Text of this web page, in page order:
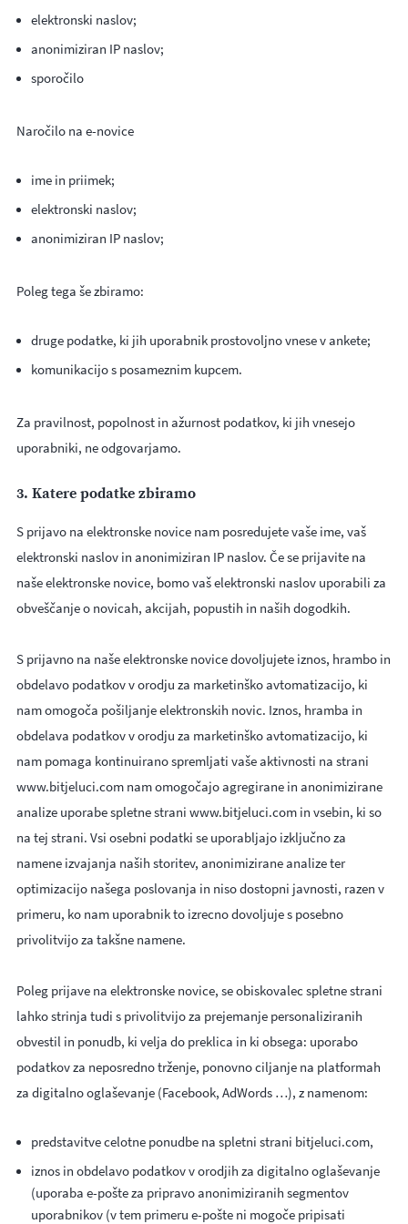
elektronski naslov;
anonimiziran IP naslov;
sporočilo
Naročilo na e-novice
ime in priimek;
elektronski naslov;
anonimiziran IP naslov;
Poleg tega še zbiramo:
druge podatke, ki jih uporabnik prostovoljno vnese v ankete;
komunikacijo s posameznim kupcem.
Za pravilnost, popolnost in ažurnost podatkov, ki jih vnesejo
uporabniki, ne odgovarjamo.
3. Katere podatke zbiramo
S prijavo na elektronske novice nam posredujete vaše ime, vaš
elektronski naslov in anonimiziran IP naslov. Če se prijavite na
naše elektronske novice, bomo vaš elektronski naslov uporabili za
obveščanje o novicah, akcijah, popustih in naših dogodkih.
S prijavno na naše elektronske novice dovoljujete iznos, hrambo in
obdelavo podatkov v orodju za marketinško avtomatizacijo, ki
nam omogoča pošiljanje elektronskih novic. Iznos, hramba in
obdelava podatkov v orodju za marketinško avtomatizacijo, ki
nam pomaga kontinuirano spremljati vaše aktivnosti na strani
www.bitjeluci.com nam omogočajo agregirane in anonimizirane
analize uporabe spletne strani www.bitjeluci.com in vsebin, ki so
na tej strani. Vsi osebni podatki se uporabljajo izključno za
namene izvajanja naših storitev, anonimizirane analize ter
optimizacijo našega poslovanja in niso dostopni javnosti, razen v
primeru, ko nam uporabnik to izrecno dovoljuje s posebno
privolitvijo za takšne namene.
Poleg prijave na elektronske novice, se obiskovalec spletne strani
lahko strinja tudi s privolitvijo za prejemanje personaliziranih
obvestil in ponudb, ki velja do preklica in ki obsega: uporabo
podatkov za neposredno trženje, ponovno ciljanje na platformah
za digitalno oglaševanje (Facebook, AdWords …), z namenom:
predstavitve celotne ponudbe na spletni strani bitjeluci.com,
iznos in obdelavo podatkov v orodjih za digitalno oglaševanje
(uporaba e-pošte za pripravo anonimiziranih segmentov
uporabnikov (v tem primeru e-pošte ni mogoče pripisati